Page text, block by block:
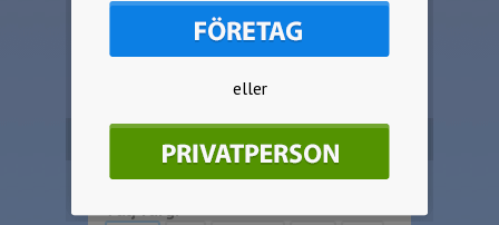
på en sektion. 2-färgs tryck och/eller
tryck på flera sektioner offereras på
Inga start eller schablonskostnader
Beställ produkten
Välj färg:
eller